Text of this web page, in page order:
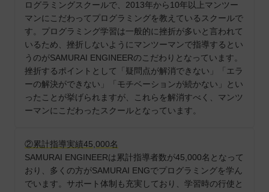
ログラミングスクールで、2013年から10年以上マンツー
マンにこだわってプログラミングを教えているスクールで
す。プログラミング学習は一般的に挫折が多いと言われて
いるため、挫折しないようにマンツーマンで指導するとい
うのがSAMURAI ENGINEERのこだわりとなっています。
挫折するポイントとして「疑問点が解消できない」「エラ
ーの解決ができない」「モチベーションが続かない」とい
ったことが挙げられますが、これらを解消すべく、マンツ
ーマンにこだわったスクールとなっています。
②累計指導実績45,000名
SAMURAI ENGINEERは累計指導者数が45,000名となって
おり、多くの方がSAMURAI ENGでプログラミングを学ん
でいます。サポート体制も充実しており、学習時の行使と